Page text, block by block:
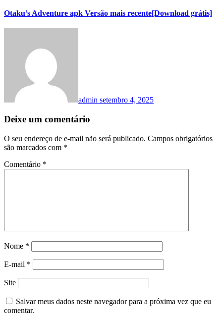
Otaku’s Adventure apk Versão mais recente[Download grátis]
admin setembro 4, 2025
Deixe um comentário
O seu endereço de e-mail não será publicado. Campos obrigatórios
são marcados com *
Comentário *
Nome *
E-mail *
Site
Salvar meus dados neste navegador para a próxima vez que eu
comentar.